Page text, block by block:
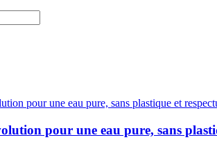
pour une eau pure, sans